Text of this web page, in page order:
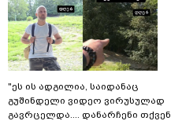
"ეს ის ადგილია, საიდანაც
გუშინდელი ვიდეო ვირუსულად
გავრცელდა.... დანარჩენი თქვენ